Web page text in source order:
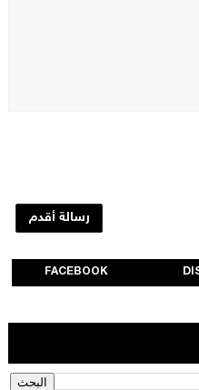
رسالة أقدم
FACEBOOK